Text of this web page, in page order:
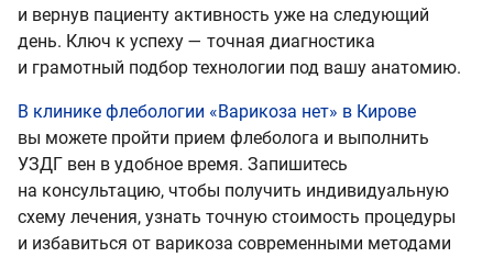
и вернув пациенту активность уже на следующий
день. Ключ к успеху — точная диагностика
и грамотный подбор технологии под вашу анатомию.
В клинике флебологии «Варикоза нет» в Кирове
вы можете пройти прием флеболога и выполнить
УЗДГ вен в удобное время. Запишитесь
на консультацию, чтобы получить индивидуальную
схему лечения, узнать точную стоимость процедуры
и избавиться от варикоза современными методами